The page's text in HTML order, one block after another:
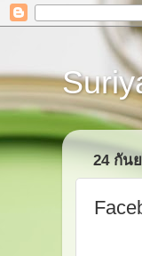
24 กัน